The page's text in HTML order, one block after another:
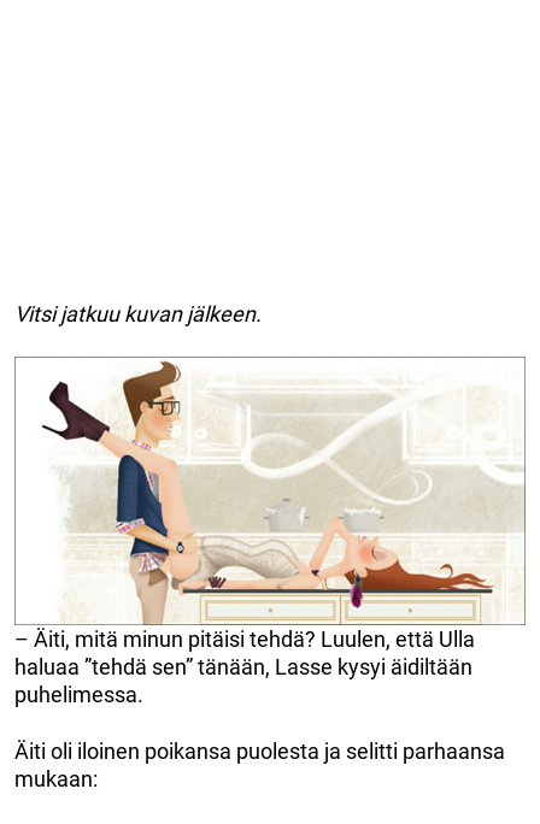
Vitsi jatkuu kuvan jälkeen.
– Äiti, mitä minun pitäisi tehdä? Luulen, että Ulla
haluaa ”tehdä sen” tänään, Lasse kysyi äidiltään
puhelimessa.
Äiti oli iloinen poikansa puolesta ja selitti parhaansa
mukaan: